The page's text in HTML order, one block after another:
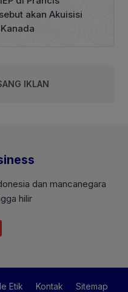
akan Akuisisi
IKLAN
dan mancanegara
hilir
Etik Kontak Sitemap